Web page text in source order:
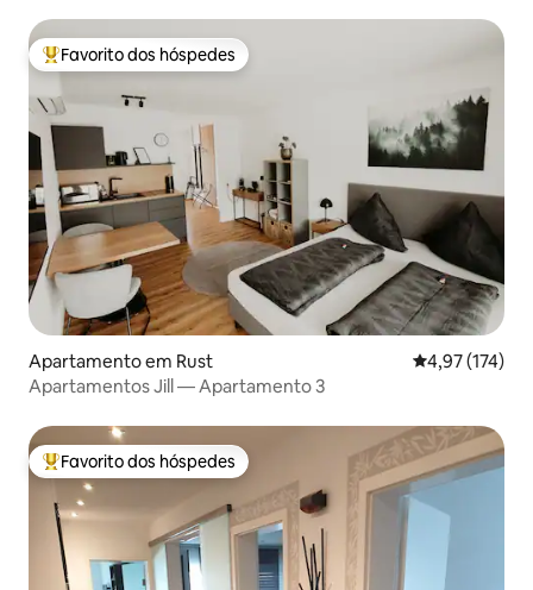
Favoritos dos hóspedes mais apreciados
Favorito dos hóspedes
Apartamento em Rust Classificação
4,97 (174)
Apartamentos Jill — Apartamento 3
Favoritos dos hóspedes mais apreciados
Favorito dos hóspedes